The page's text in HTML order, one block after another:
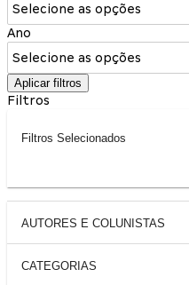
Selecione as opções
Ano
Selecione as opções
Aplicar filtros
Filtros
Filtros Selecionados
AUTORES E COLUNISTAS
CATEGORIAS